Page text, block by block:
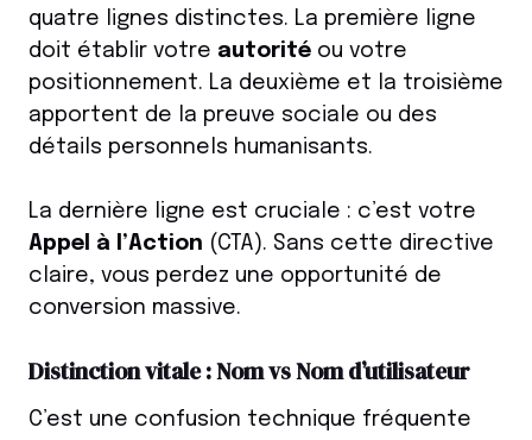
quatre lignes distinctes. La première ligne
doit établir votre autorité ou votre
positionnement. La deuxième et la troisième
apportent de la preuve sociale ou des
détails personnels humanisants.
La dernière ligne est cruciale : c’est votre
Appel à l’Action (CTA). Sans cette directive
claire, vous perdez une opportunité de
conversion massive.
Distinction vitale : Nom vs Nom d’utilisateur
C’est une confusion technique fréquente